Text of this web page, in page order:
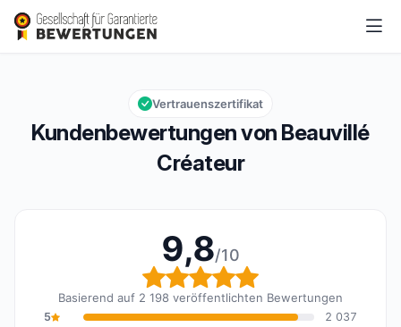
Beauvillé Créateur
Gesamtbewertung: 9,8 von 10
9,8/10
Kundenbewertungen von Beauvillé
Créateur
Vertrauenszertifikat
9,8/10
Gesamtbewertung: 9,8
Basierend auf 2 198 veröffentlichten Bewertungen
5
2 037